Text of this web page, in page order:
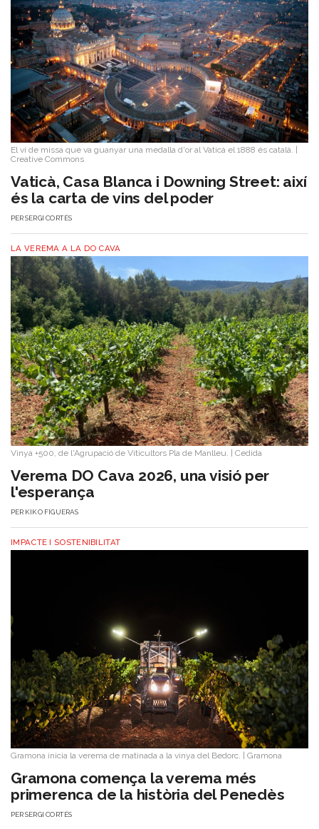
El vi de missa que va guanyar una medalla d'or al Vaticà el 1888 és català.
Creative Commons
Vaticà, Casa Blanca i Downing Street: així
és la carta de vins del poder
PERSERGI CORTÉS
LA VEREMA A LA DO CAVA
Vinya +500, de l'Agrupació de Viticultors Pla de Manlleu. Cedida
Verema DO Cava 2026, una visió per
l'esperança
PER KIKO FIGUERAS
IMPACTE I SOSTENIBILITAT
Gramona inicia la verema de matinada a la vinya del Bedorc. Gramona
Gramona comença la verema més
primerenca de la història del Penedès
PERSERGI CORTÉS